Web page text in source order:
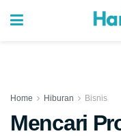
Home Hiburan Bisnis
Mencari